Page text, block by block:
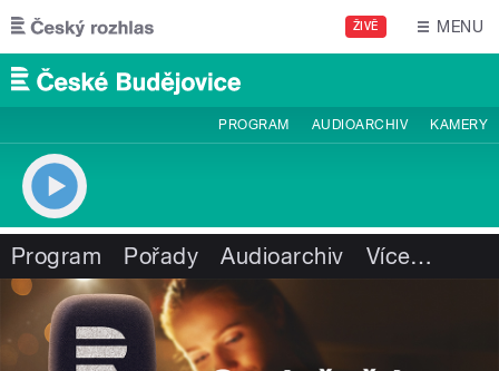
Přejít k hlavnímu obsahu
ŽIVĚ MENU
PROGRAM AUDIOARCHIV KAMERY
Program Pořady Audioarchiv Více…